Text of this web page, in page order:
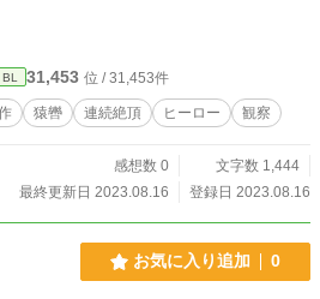
BL 31,453 位 / 31,453件
猿轡 連続絶頂 ヒーロー 観察
感想数 0
文字数 1,444
最終更新日 2023.08.16
登録日 2023.08.16
お気に入り追加 0